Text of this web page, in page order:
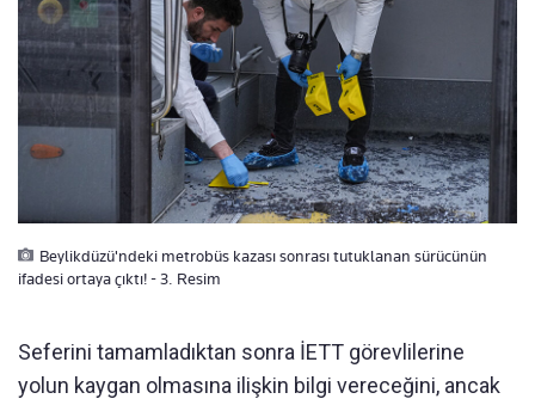
Beylikdüzü'ndeki metrobüs kazası sonrası tutuklanan sürücünün
ifadesi ortaya çıktı! - 3. Resim
Seferini tamamladıktan sonra İETT görevlilerine
yolun kaygan olmasına ilişkin bilgi vereceğini, ancak